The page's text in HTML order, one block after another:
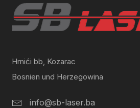
Hrnići bb, Kozarac
Bosnien und Herzegowina
info@sb-laser.ba